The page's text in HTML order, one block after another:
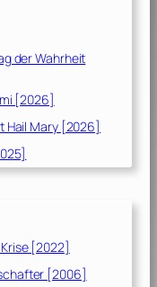
der Wahrheit
[2026]
Hail Mary [2026]
[2022]
[2006]